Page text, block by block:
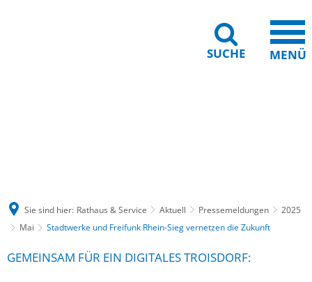
SUCHE MENÜ
Sie sind hier: Rathaus & Service Aktuell Pressemeldungen
2025
Mai
Stadtwerke und Freifunk Rhein-Sieg vernetzen die Zukunft
GEMEINSAM FÜR EIN DIGITALES TROISDORF: